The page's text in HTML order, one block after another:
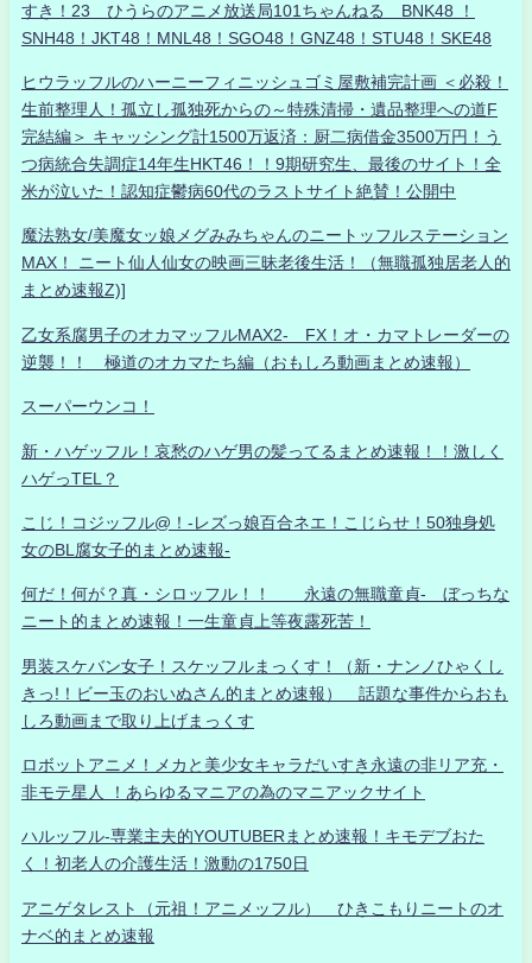
すき！23 ひうらのアニメ放送局101ちゃんねる BNK48 ！
SNH48！JKT48！MNL48！SGO48！GNZ48！STU48！SKE48
ヒウラッフルのハーニーフィニッシュゴミ屋敷補完計画 ＜必殺！
生前整理人！孤立し孤独死からの～特殊清掃・遺品整理への道F
完結編＞ キャッシング計1500万返済：厨二病借金3500万円！う
つ病統合失調症14年生HKT46！！9期研究生、最後のサイト！全
米が泣いた！認知症鬱病60代のラストサイト絶賛！公開中
魔法熟女/美魔女ッ娘メグみみちゃんのニートッフルステーション
MAX！ ニート仙人仙女の映画三昧老後生活！（無職孤独居老人的
まとめ速報Z)]
乙女系腐男子のオカマッフルMAX2- FX！オ・カマトレーダーの
逆襲！！ 極道のオカマたち編（おもしろ動画まとめ速報）
スーパーウンコ！
新・ハゲッフル！哀愁のハゲ男の髪ってるまとめ速報！！激しく
ハゲっTEL？
こじ！コジッフル@！-レズっ娘百合ネエ！こじらせ！50独身処
女のBL腐女子的まとめ速報-
何だ！何が？真・シロッフル！！ 永遠の無職童貞- ぼっちな
ニート的まとめ速報！一生童貞上等夜露死苦！
男装スケバン女子！スケッフルまっくす！（新・ナンノひゃくし
きっ!！ビー玉のおいぬさん的まとめ速報） 話題な事件からおも
しろ動画まで取り上げまっくす
ロボットアニメ！メカと美少女キャラだいすき永遠の非リア充・
非モテ星人 ！あらゆるマニアの為のマニアックサイト
ハルッフル-専業主夫的YOUTUBERまとめ速報！キモデブおた
く！初老人の介護生活！激動の1750日
アニゲタレスト（元祖！アニメッフル） ひきこもりニートのオ
ナベ的まとめ速報